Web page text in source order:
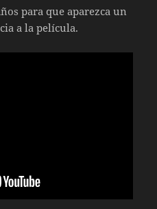
para que aparezca un
a la película.